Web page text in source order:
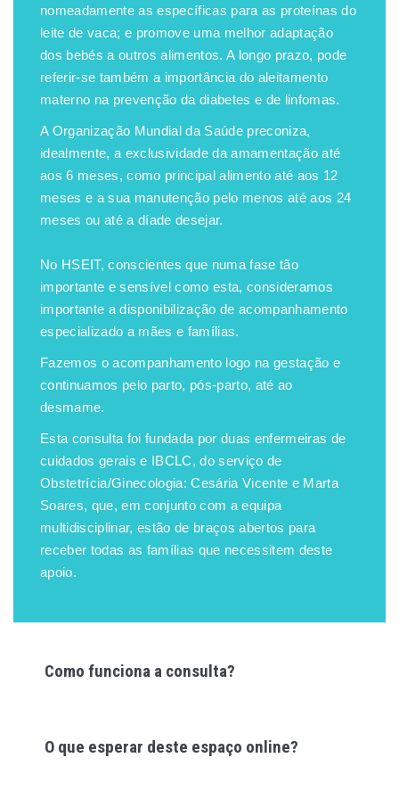
nomeadamente as específicas para as proteínas do
leite de vaca; e promove uma melhor adaptação
dos bebés a outros alimentos. A longo prazo, pode
referir-se também a importância do aleitamento
materno na prevenção da diabetes e de linfomas.
A Organização Mundial da Saúde preconiza,
idealmente, a exclusividade da amamentação até
aos 6 meses, como principal alimento até aos 12
meses e a sua manutenção pelo menos até aos 24
meses ou até a díade desejar.
No HSEIT, conscientes que numa fase tão
importante e sensível como esta, consideramos
importante a disponibilização de acompanhamento
especializado a mães e famílias.
Fazemos o acompanhamento logo na gestação e
continuamos pelo parto, pós-parto, até ao
desmame.
Esta consulta foi fundada por duas enfermeiras de
cuidados gerais e IBCLC, do serviço de
Obstetrícia/Ginecologia: Cesária Vicente e Marta
Soares, que, em conjunto com a equipa
multidisciplinar, estão de braços abertos para
receber todas as famílias que necessitem deste
apoio.
Como funciona a consulta?
O que esperar deste espaço online?